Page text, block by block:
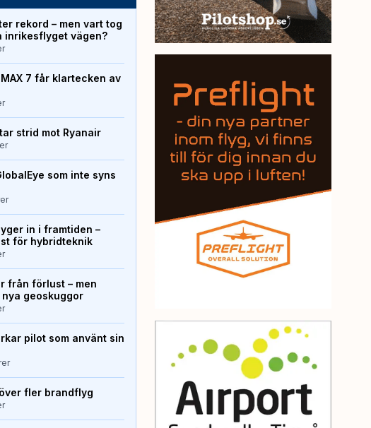
rekord – men vart tog
inrikesflyget vägen?
7 får klartecken av
strid mot Ryanair
som inte syns
in i framtiden –
för hybridteknik
från förlust – men
nya geoskuggor
pilot som använt sin
fler brandflyg